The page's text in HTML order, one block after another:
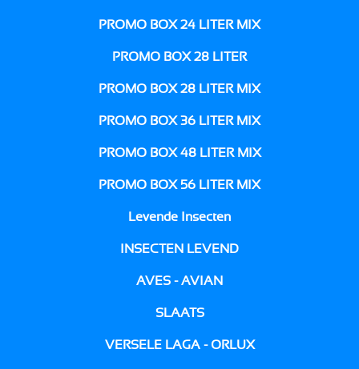
PROMO BOX 24 LITER MIX
PROMO BOX 28 LITER
PROMO BOX 28 LITER MIX
PROMO BOX 36 LITER MIX
PROMO BOX 48 LITER MIX
PROMO BOX 56 LITER MIX
Levende Insecten
INSECTEN LEVEND
AVES - AVIAN
SLAATS
VERSELE LAGA - ORLUX